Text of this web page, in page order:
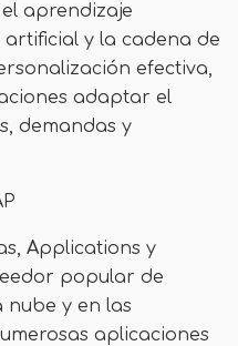
aprendizaje
y la cadena de
efectiva,
adaptar el
demandas y
Applications y
popular de
nube y en las
aplicaciones